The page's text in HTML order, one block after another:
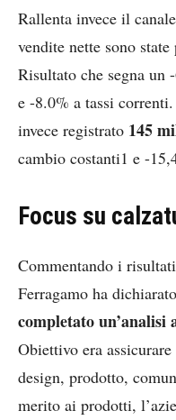
Rallenta invece il
vendite nette sono state
Risultato che segna un
e -8.0% a tassi
invece registrato 145
cambio costanti1 e -
Focus su
Commentando i
Ferragamo ha
completato un’analisi
Obiettivo era
design, prodotto,
merito ai prodotti,